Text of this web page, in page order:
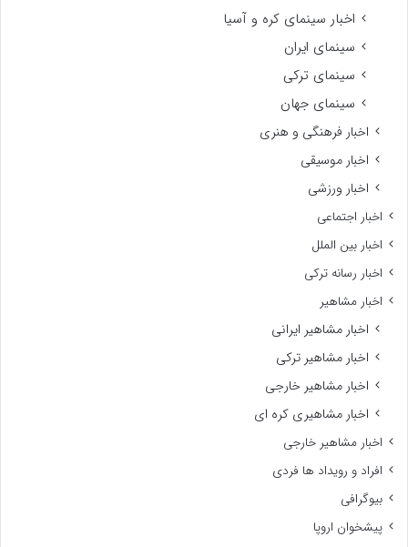
اخبار سینمای کره و آسیا
سینمای ایران
سینمای ترکی
سینمای جهان
اخبار فرهنگی و هنری
اخبار موسیقی
اخبار ورزشی
اخبار اجتماعی
اخبار بین الملل
اخبار رسانه ترکی
اخبار مشاهیر
اخبار مشاهیر ایرانی
اخبار مشاهیر ترکی
اخبار مشاهیر خارجی
اخبار مشاهیری کره ای
اخبار مشاهیر خارجی
افراد و رویداد ها فردی
بیوگرافی
پیشخوان اروپا